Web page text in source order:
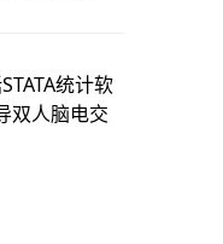
统计软
双人脑电交